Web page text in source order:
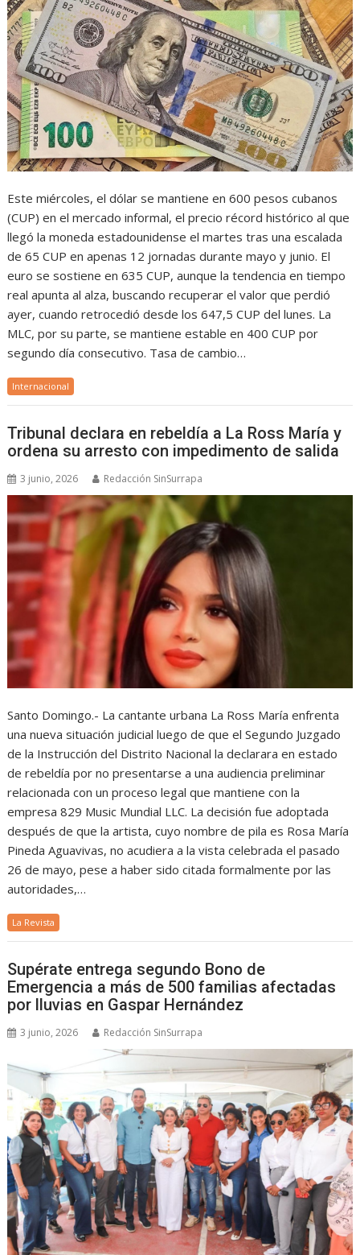
Este miércoles, el dólar se mantiene en 600 pesos cubanos
(CUP) en el mercado informal, el precio récord histórico al que
llegó la moneda estadounidense el martes tras una escalada
de 65 CUP en apenas 12 jornadas durante mayo y junio. El
euro se sostiene en 635 CUP, aunque la tendencia en tiempo
real apunta al alza, buscando recuperar el valor que perdió
ayer, cuando retrocedió desde los 647,5 CUP del lunes. La
MLC, por su parte, se mantiene estable en 400 CUP por
segundo día consecutivo. Tasa de cambio…
Internacional
Tribunal declara en rebeldía a La Ross María y
ordena su arresto con impedimento de salida
3 junio, 2026 Redacción SinSurrapa
Santo Domingo.- La cantante urbana La Ross María enfrenta
una nueva situación judicial luego de que el Segundo Juzgado
de la Instrucción del Distrito Nacional la declarara en estado
de rebeldía por no presentarse a una audiencia preliminar
relacionada con un proceso legal que mantiene con la
empresa 829 Music Mundial LLC. La decisión fue adoptada
después de que la artista, cuyo nombre de pila es Rosa María
Pineda Aguavivas, no acudiera a la vista celebrada el pasado
26 de mayo, pese a haber sido citada formalmente por las
autoridades,…
La Revista
Supérate entrega segundo Bono de
Emergencia a más de 500 familias afectadas
por lluvias en Gaspar Hernández
3 junio, 2026 Redacción SinSurrapa